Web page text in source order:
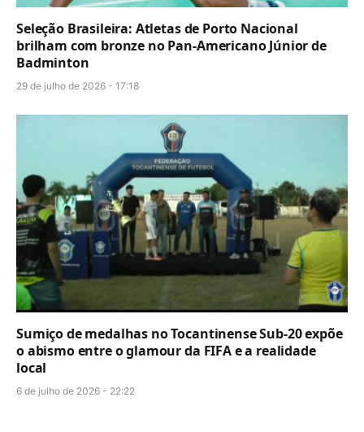
Seleção Brasileira: Atletas de Porto Nacional
brilham com bronze no Pan-Americano Júnior de
Badminton
29 de julho de 2026 - 17:18
Sumiço de medalhas no Tocantinense Sub-20 expõe
o abismo entre o glamour da FIFA e a realidade
local
6 de julho de 2026 - 22:22